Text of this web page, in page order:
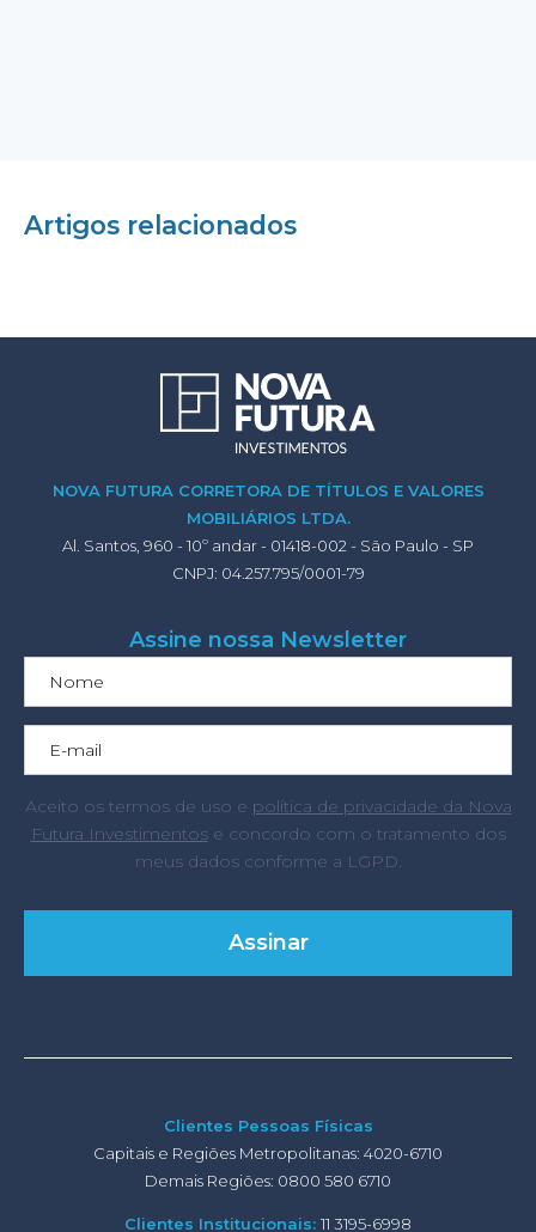
Artigos relacionados
NOVA FUTURA CORRETORA DE TÍTULOS E VALORES
MOBILIÁRIOS LTDA.
Al. Santos, 960 - 10º andar - 01418-002 - São Paulo - SP
CNPJ: 04.257.795/0001-79
Assine nossa Newsletter
Aceito os termos de uso e política de privacidade da Nova
Futura Investimentose concordo com o tratamento dos
meus dados conforme a LGPD.
Clientes Pessoas Físicas
Capitais e Regiões Metropolitanas: 4020-6710
Demais Regiões: 0800 580 6710
Clientes Institucionais: 11 3195-6998